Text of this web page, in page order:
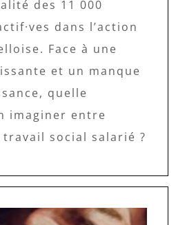
des 11 000
dans l’action
Face à une
et un manque
quelle
imaginer entre
social salarié ?